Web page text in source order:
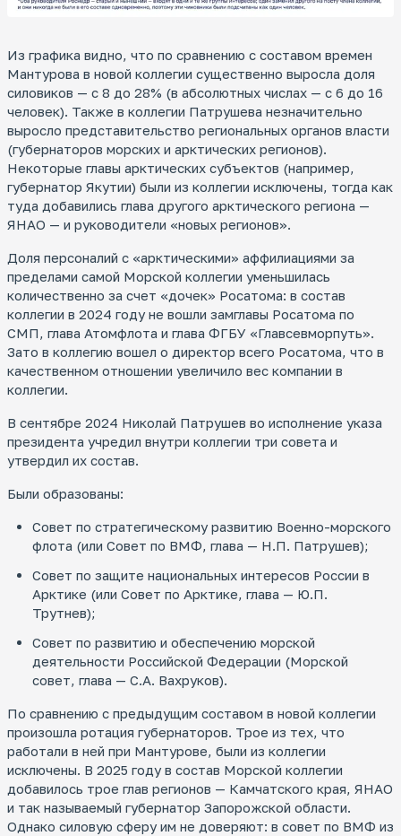
Из графика видно, что по сравнению с составом времен
Мантурова в новой коллегии существенно выросла доля
силовиков — с 8 до 28% (в абсолютных числах — с 6 до 16
человек). Также в коллегии Патрушева незначительно
выросло представительство региональных органов власти
(губернаторов морских и арктических регионов).
Некоторые главы арктических субъектов (например,
губернатор Якутии) были из коллегии исключены, тогда как
туда добавились глава другого арктического региона —
ЯНАО — и руководители «новых регионов».
Доля персоналий с «арктическими» аффилиациями за
пределами самой Морской коллегии уменьшилась
количественно за счет «дочек» Росатома: в состав
коллегии в 2024 году не вошли замглавы Росатома по
СМП, глава Атомфлота и глава ФГБУ «Главсевморпуть».
Зато в коллегию вошел о директор всего Росатома, что в
качественном отношении увеличило вес компании в
коллегии.
В сентябре 2024 Николай Патрушев во исполнение указа
президента учредил внутри коллегии три совета и
утвердил их состав.
Были образованы:
Совет по стратегическому развитию Военно-морского
флота (или Совет по ВМФ, глава — Н.П. Патрушев);
Совет по защите национальных интересов России в
Арктике (или Совет по Арктике, глава — Ю.П.
Трутнев);
Совет по развитию и обеспечению морской
деятельности Российской Федерации (Морской
совет, глава — С.А. Вахруков).
По сравнению с предыдущим составом в новой коллегии
произошла ротация губернаторов. Трое из тех, что
работали в ней при Мантурове, были из коллегии
исключены. В 2025 году в состав Морской коллегии
добавилось трое глав регионов — Камчатского края, ЯНАО
и так называемый губернатор Запорожской области.
Однако силовую сферу им не доверяют: в совет по ВМФ из